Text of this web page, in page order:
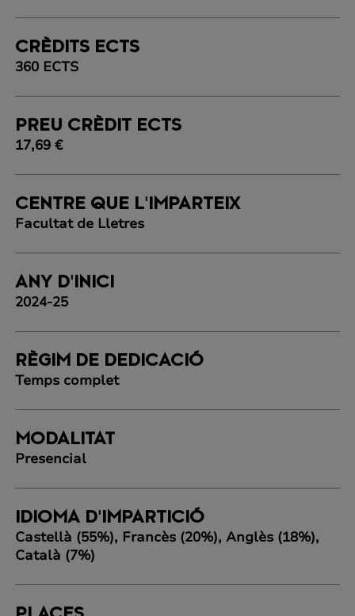
CRÈDITS ECTS
360 ECTS
PREU CRÈDIT ECTS
17,69 €
CENTRE QUE L'IMPARTEIX
Facultat de Lletres
ANY D'INICI
2024-25
RÈGIM DE DEDICACIÓ
Temps complet
MODALITAT
Presencial
IDIOMA D'IMPARTICIÓ
Castellà (55%), Francès (20%), Anglès (18%),
Català (7%)